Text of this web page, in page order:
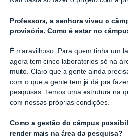
Professora, a senhora viveu o
provisória. Como é estar no
É maravilhoso. Para quem tinha um
agora tem cinco laboratórios só na
muito. Claro que a gente ainda
com o que a gente tem já dá pra
pesquisas. Temos uma estrutura na
com nossas próprias condições.
Como a gestão do câmpus
render mais na área da pesquisa?